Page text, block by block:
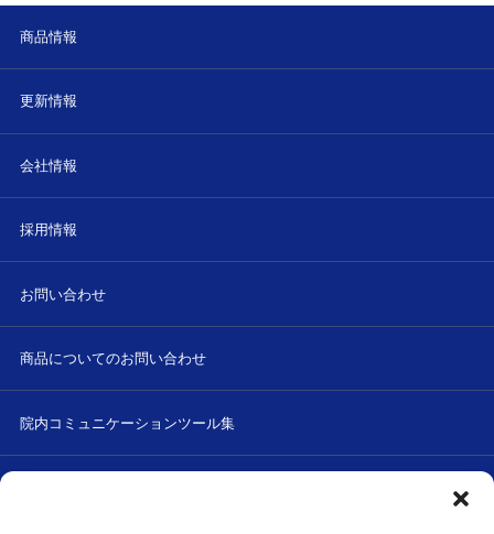
商品情報
更新情報
会社情報
採用情報
お問い合わせ
商品についてのお問い合わせ
院内コミュニケーションツール集